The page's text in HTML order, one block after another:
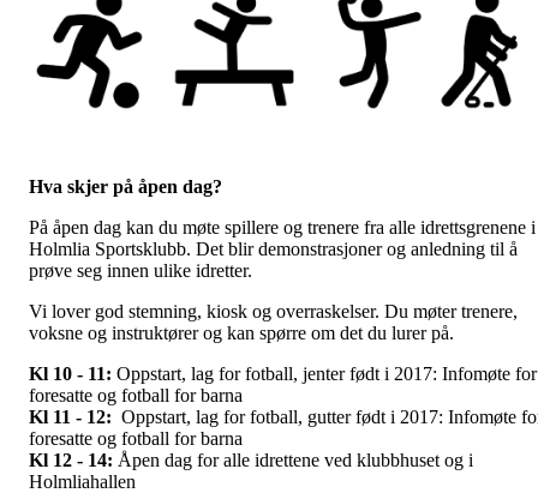
Hva skjer på åpen dag?
På åpen dag kan du møte spillere og trenere fra alle idrettsgrenene i
Holmlia Sportsklubb. Det blir demonstrasjoner og anledning til å
prøve seg innen ulike idretter.
Vi lover god stemning, kiosk og overraskelser. Du møter trenere,
voksne og instruktører og kan spørre om det du lurer på.
Kl 10 - 11: Oppstart, lag for fotball, jenter født i 2017: Infomøte for
foresatte og fotball for barna
Kl 11 - 12: Oppstart, lag for fotball, gutter født i 2017: Infomøte
foresatte og fotball for barna
Kl 12 - 14: Åpen dag for alle idrettene ved klubbhuset og i
Holmliahallen